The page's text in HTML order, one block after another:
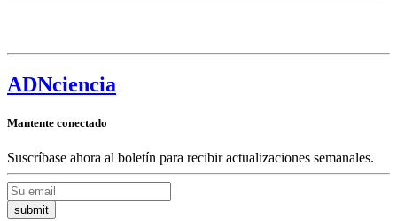
ADNciencia
Mantente conectado
Suscríbase ahora al boletín para recibir actualizaciones semanales.